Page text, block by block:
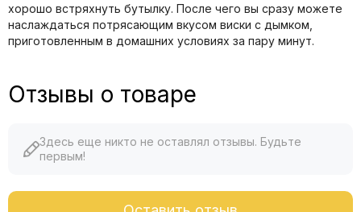
хорошо встряхнуть бутылку. После чего вы сразу можете
наслаждаться потрясающим вкусом виски с дымком,
приготовленным в домашних условиях за пару минут.
Отзывы о товаре
Здесь еще никто не оставлял отзывы. Будьте
первым!